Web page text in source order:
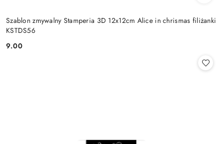
Szablon zmywalny Stamperia 3D 12x12cm Alice in chrismas filiżanki
KSTDS56
Cena:
9.00